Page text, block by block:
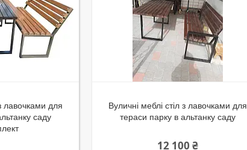
лавочками для
саду
Вуличні меблі стіл з лавочками для
тераси парку в альтанку саду
12 100 ₴